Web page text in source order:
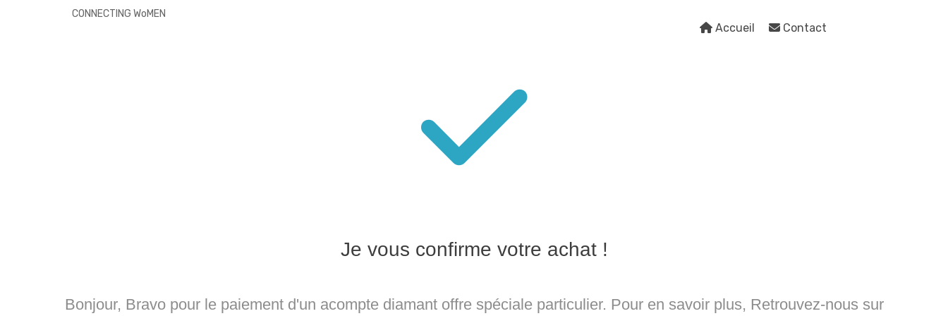
CONNECTING WoMEN
Accueil Contact
Je vous confirme votre achat !
Bonjour, Bravo pour le paiement d'un acompte diamant offre spéciale particulier. Pour en savoir plus, Retrouvez-nous sur